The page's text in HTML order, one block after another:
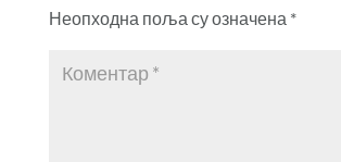
Неопходна поља су означена *